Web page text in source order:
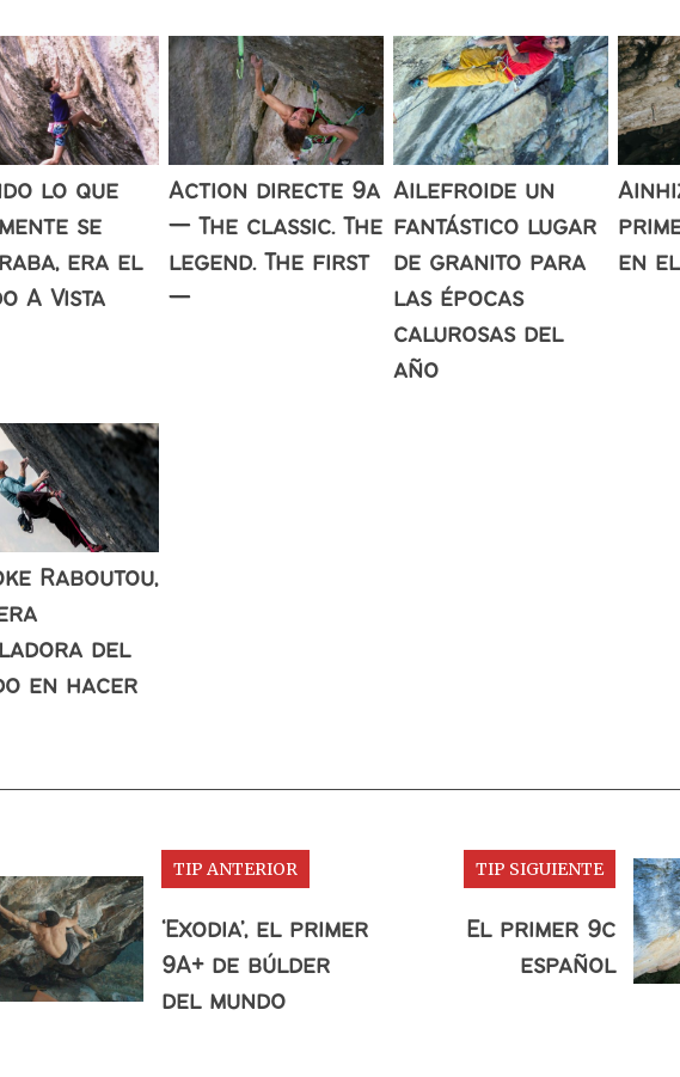
lo que
se
era el
A Vista
Action directe 9a
— The classic. The
legend. The first
—
Ailefroide un
fantástico lugar
de granito para
las épocas
calurosas del
año
en
Raboutou,
del
en hacer
TIP ANTERIOR
‘Exodia’, el primer
9A+ de búlder
del mundo
TIP SIGUIENTE
El primer 9c
español